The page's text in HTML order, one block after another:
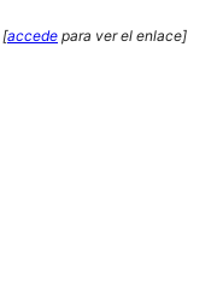
[accede para ver el enlace]